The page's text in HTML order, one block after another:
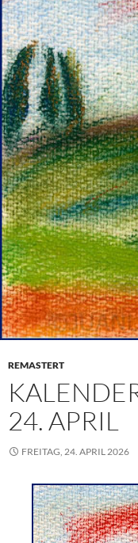
REMASTERT
24. APRIL
FREITAG, 24. APRIL 2026